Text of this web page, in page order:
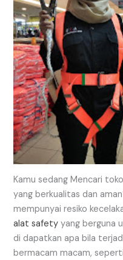
Kamu sedang Mencari
yang berkualitas dan
mempunyai resiko
alat safety yang berguna
di dapatkan apa bila
bermacam macam,